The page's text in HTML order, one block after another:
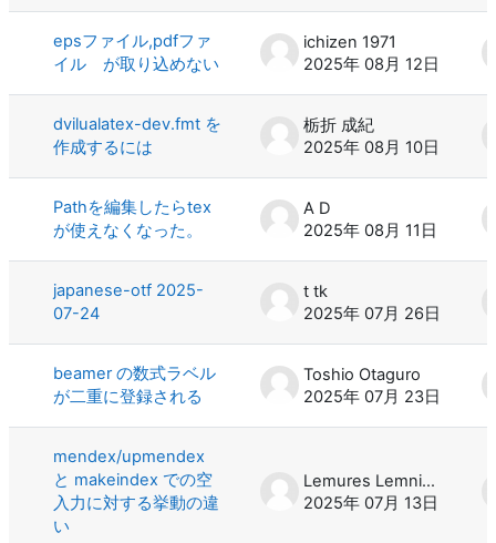
epsファイル,pdfファ
イル が取り込めない
ichizen 1971
2025年 08月 12日
dvilualatex-dev.fmt を
作成するには
栃折 成紀
2025年 08月 10日
Pathを編集したらtex
が使えなくなった。
A D
2025年 08月 11日
japanese-otf 2025-
07-24
t tk
2025年 07月 26日
beamer の数式ラベル
が二重に登録される
Toshio Otaguro
2025年 07月 23日
mendex/upmendex
と makeindex での空
入力に対する挙動の違
い
Lemures Lemniscati
2025年 07月 13日